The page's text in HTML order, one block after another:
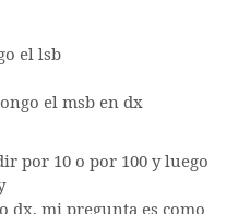
el lsb
el msb en dx
por 10 o por 100 y luego